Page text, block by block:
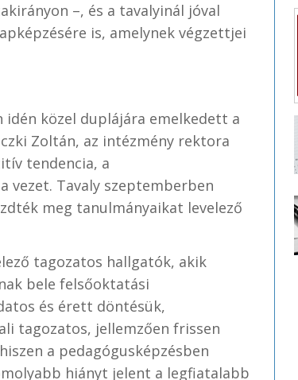
–, és a tavalyinál jóval
is, amelynek végzettjei
idén közel duplájára emelkedett a
Zoltán, az intézmény rektora
tendencia, a
vezet. Tavaly szeptemberben
meg tanulmányaikat levelező
tagozatos hallgatók, akik
bele felsőoktatási
és érett döntésük,
tagozatos, jellemzően frissen
a pedagógusképzésben
hiányt jelent a legfiatalabb